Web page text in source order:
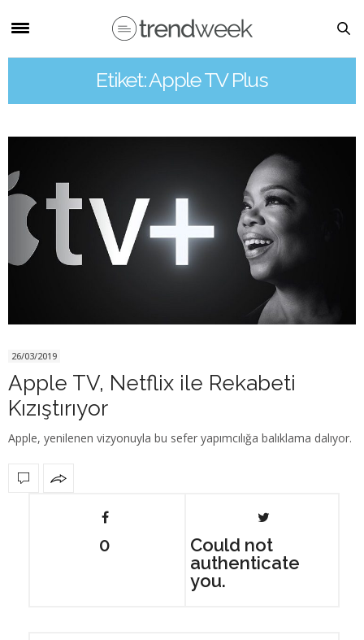
Etiket: Apple TV Plus
26/03/2019
Apple TV, Netflix ile Rekabeti
Kızıştırıyor
Apple, yenilenen vizyonuyla bu sefer yapımcılığa balıklama dalıyor.
0
Could not
authenticate
you.